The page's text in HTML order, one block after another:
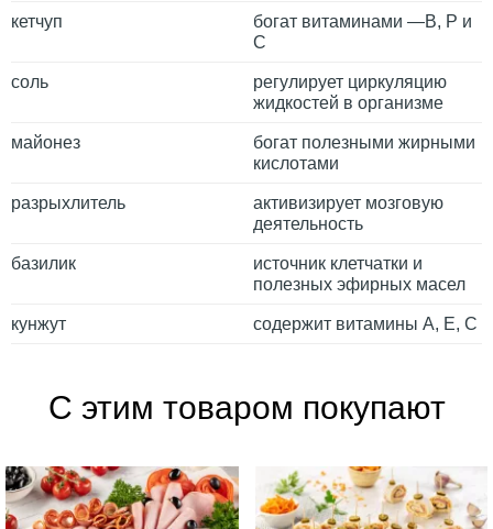
кетчуп
богат витаминами —В, P и
C
соль
регулирует циркуляцию
жидкостей в организме
майонез
богат полезными жирными
кислотами
разрыхлитель
активизирует мозговую
деятельность
базилик
источник клетчатки и
полезных эфирных масел
кунжут содержит витамины А, Е, С
С этим товаром покупают